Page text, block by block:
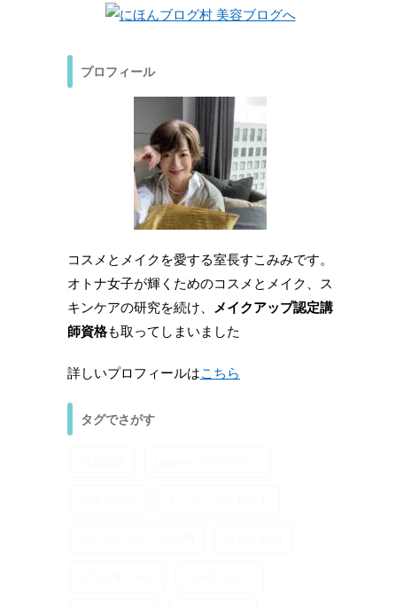
プロフィール
コスメとメイクを愛する室長すこみみです。
オトナ女子が輝くためのコスメとメイク、ス
キンケアの研究を続け、
メイクアップ認定講
師資格も取ってしまいました
詳しいプロフィールはこちら
タグでさがす